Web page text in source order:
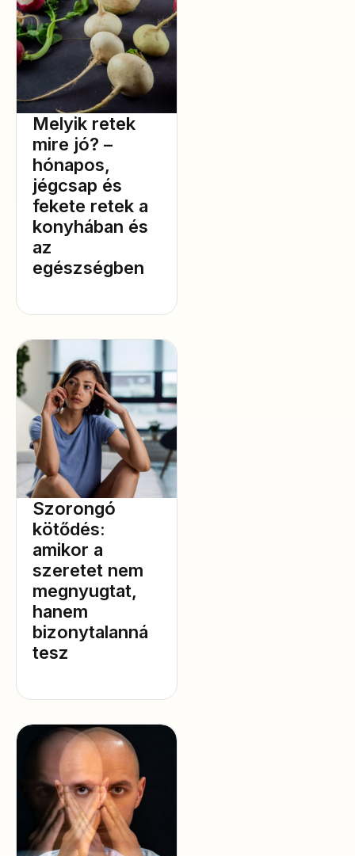
Melyik retek
mire jó? –
hónapos,
jégcsap és
fekete retek a
konyhában és
az
egészségben
Szorongó
kötődés:
amikor a
szeretet nem
megnyugtat,
hanem
bizonytalanná
tesz